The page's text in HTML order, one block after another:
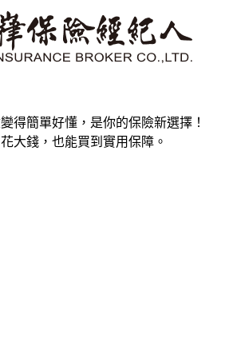
得簡單好懂，是你的保險新選擇！
大錢，也能買到實用保障。